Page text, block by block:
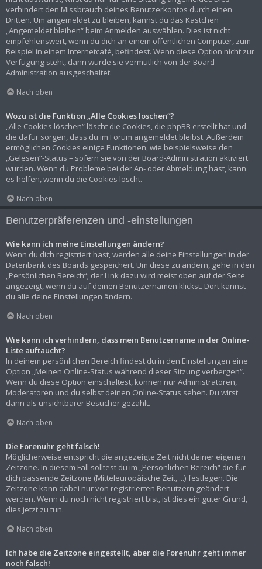
verhindert den Missbrauch deines Benutzerkontos durch einen
Dritten. Um angemeldet zu bleiben, kannst du das Kästchen
„Angemeldet bleiben“ beim Anmelden auswählen. Dies ist nicht
empfehlenswert, wenn du dich an einem öffentlichen Computer, zum
Beispiel in einem Internetcafé, befindest. Wenn diese Option nicht zur
Verfügung steht, dann wurde sie vermutlich von der Board-
Administration ausgeschaltet.
Nach oben
Wozu ist die Funktion „Alle Cookies löschen“?
„Alle Cookies löschen“ löscht die Cookies, die phpBB erstellt hat und
die dafür sorgen, dass du im Forum angemeldet bleibst. Außerdem
ermöglichen Cookies einige Funktionen, wie beispielsweise den
„Gelesen“-Status – sofern sie von der Board-Administration aktiviert
wurden. Wenn du Probleme bei der An- oder Abmeldung hast, kann
es helfen, wenn du die Cookies löscht.
Nach oben
Benutzerpräferenzen und -einstellungen
Wie kann ich meine Einstellungen ändern?
Wenn du dich registriert hast, werden alle deine Einstellungen in der
Datenbank des Boards gespeichert. Um diese zu ändern, gehe in den
„Persönlichen Bereich“; der Link dazu wird meist oben auf der Seite
angezeigt, wenn du auf deinen Benutzernamen klickst. Dort kannst
du alle deine Einstellungen ändern.
Nach oben
Wie kann ich verhindern, dass mein Benutzername in der Online-
Liste auftaucht?
In deinem persönlichen Bereich findest du in den Einstellungen eine
Option „Meinen Online-Status während dieser Sitzung verbergen“.
Wenn du diese Option einschaltest, können nur Administratoren,
Moderatoren und du selbst deinen Online-Status sehen. Du wirst
dann als unsichtbarer Besucher gezählt.
Nach oben
Die Forenuhr geht falsch!
Möglicherweise entspricht die angezeigte Zeit nicht deiner eigenen
Zeitzone. In diesem Fall solltest du im „Persönlichen Bereich“ die für
dich passende Zeitzone (Mitteleuropäische Zeit, ...) festlegen. Die
Zeitzone kann dabei nur von registrierten Benutzern geändert
werden. Wenn du noch nicht registriert bist, ist dies ein guter Grund,
dies jetzt zu tun.
Nach oben
Ich habe die Zeitzone eingestellt, aber die Forenuhr geht immer
noch falsch!